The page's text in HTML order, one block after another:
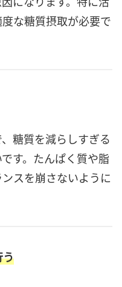
な糖質摂取が必要で
糖質を減らしすぎる
す。たんぱく質や脂
スを崩さないように
う